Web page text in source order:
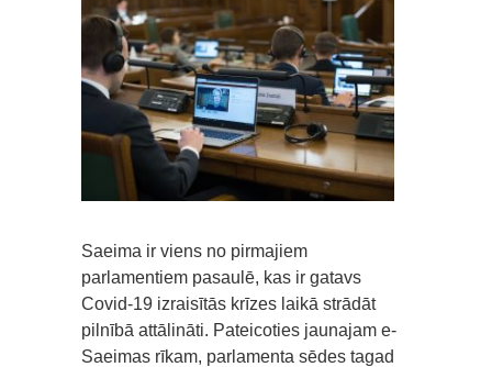
Saeima ir viens no pirmajiem
parlamentiem pasaulē, kas ir gatavs
Covid-19 izraisītās krīzes laikā strādāt
pilnībā attālināti. Pateicoties jaunajam e-
Saeimas rīkam, parlamenta sēdes tagad